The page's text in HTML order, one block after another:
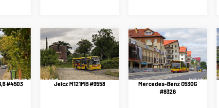
#4503 Jelcz M121MB #9558
Mercedes-Benz O530G
#8326